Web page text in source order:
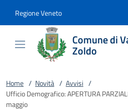
Regione Veneto
Comune di
Zoldo
Home / Novità / Avvisi /
Ufficio Demografico: APERTURA
maggio